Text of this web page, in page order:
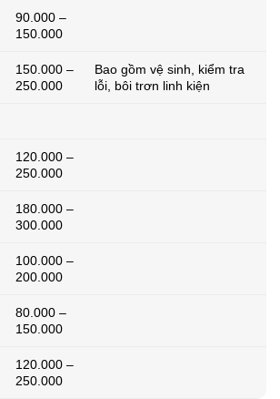
90.000 –
150.000
150.000 –
250.000
Bao gồm vệ sinh, kiểm tra
lỗi, bôi trơn linh kiện
120.000 –
250.000
180.000 –
300.000
100.000 –
200.000
80.000 –
150.000
120.000 –
250.000